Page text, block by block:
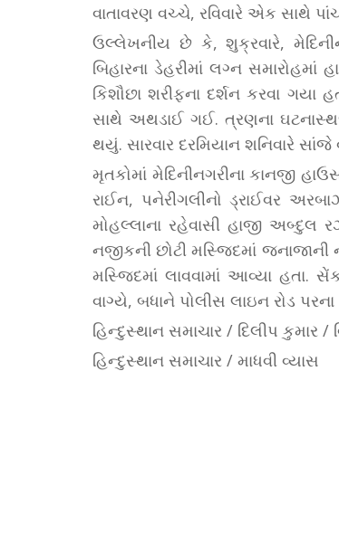
વાતાવરણ વચ્ચે, રવિવારે એક સાથે
ઉલ્લેખનીય છે કે, શુક્રવારે,
બિહારના ડેહરીમાં લગ્ન સમારોહમાં
કિશૌછા શરીફના દર્શન કરવા ગયા
સાથે અથડાઈ ગઈ. ત્રણના
થયું. સારવાર દરમિયાન શનિવારે
મૃતકોમાં મેદિનીનગરીના કાનજી
રાઈન, પનેરીગલીનો ડ્રાઈવર
મોહલ્લાના રહેવાસી હાજી અબ્દુલ
નજીકની છોટી મસ્જિદમાં
મસ્જિદમાં લાવવામાં આવ્યા હતા.
વાગ્યે, બધાને પોલીસ લાઇન રોડ
હિન્દુસ્થાન સમાચાર / દિલીપ કુમાર /
હિન્દુસ્થાન સમાચાર / માધવી વ્યાસ